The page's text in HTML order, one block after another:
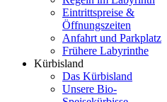
Eintrittspreise &
Öffnungszeiten
Anfahrt und Parkplatz
Frühere Labyrinthe
Kürbisland
Das Kürbisland
Unsere Bio-